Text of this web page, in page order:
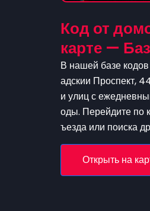
Код от
карте —
В нашей базе
адскии Проспект,
и улиц с
оды. Перейдите по
ъезда или поиска
Открыть на